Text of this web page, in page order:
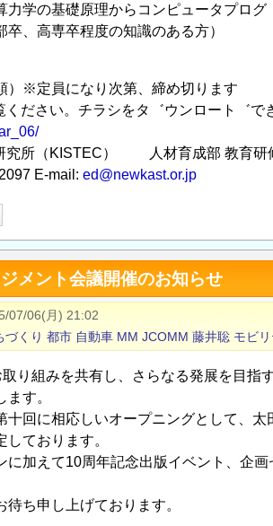
力学の基礎原理からコンピュータプログ
、高専卒程度の知識のある方）
定員になり次第、締め切ります
ださい。チラシをタ゛ウンロート゛で
究所（KISTEC） 人材育成部 教育研
E-mail: ed@newkast.or.jp
メント会議開催のお知らせ
07/06(月) 21:02
づくり 都市 自動車 MM JCOMM 藤井聡 モビ
り組みを共有し、さらなる発展を目指
す。
十回に相応しいオープニングとして、
ております。
に加えて10周年記念出版イベント、企
ち申し上げております。